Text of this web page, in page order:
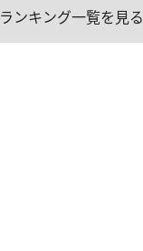
ランキング一覧を見る